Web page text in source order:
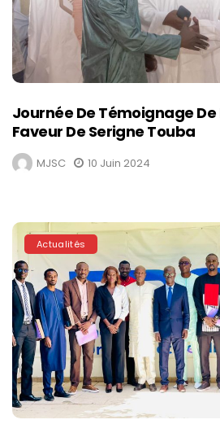
Journée De Témoignage De
Faveur De Serigne Touba
MJSC 10 Juin 2024
Actualités